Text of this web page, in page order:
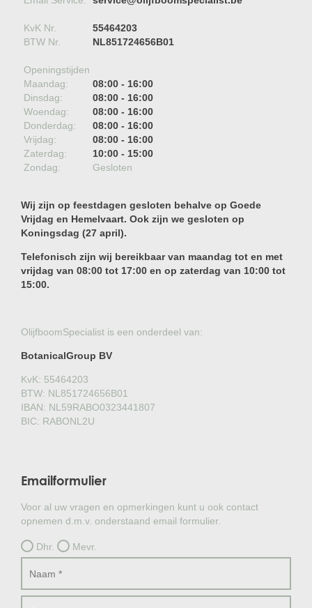
KvK Nr.
55464203
BTW Nr.
NL851724656B01
Openingstijden
Maandag:
08:00 - 16:00
Dinsdag:
08:00 - 16:00
Woendag:
08:00 - 16:00
Donderdag:
08:00 - 16:00
Vrijdag:
08:00 - 16:00
Zaterdag:
10:00 - 15:00
Zondag:
Gesloten
Wij zijn op feestdagen gesloten behalve op Goede
Vrijdag en Hemelvaart. Ook zijn we gesloten op
Koningsdag (27 april).
Telefonisch zijn wij bereikbaar van maandag tot en met
vrijdag van 08:00 tot 17:00 en op zaterdag van 10:00 tot
15:00.
OlijfboomSpecialist is een onderdeel van:
BotanicalGroup BV
KvK: 55464203
BTW: NL851724656B01
IBAN: NL59RABO0323441807
BIC: RABONL2U
Emailformulier
Voor al uw vragen en opmerkingen kunt u ook contact
opnemen d.m.v. onderstaand email formulier.
Dhr. Mevr.